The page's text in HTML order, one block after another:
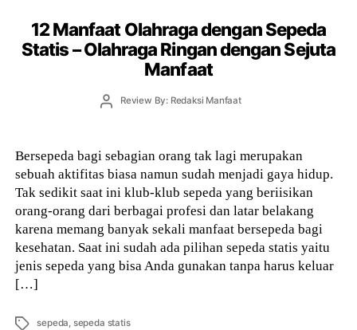
12 Manfaat Olahraga dengan Sepeda
Statis – Olahraga Ringan dengan Sejuta
Manfaat
PostReview By: Redaksi Manfaat
Bersepeda bagi sebagian orang tak lagi merupakan
sebuah aktifitas biasa namun sudah menjadi gaya hidup.
Tak sedikit saat ini klub-klub sepeda yang beriisikan
orang-orang dari berbagai profesi dan latar belakang
karena memang banyak sekali manfaat bersepeda bagi
kesehatan. Saat ini sudah ada pilihan sepeda statis yaitu
jenis sepeda yang bisa Anda gunakan tanpa harus keluar
[…]
Tags sepeda, sepeda statis